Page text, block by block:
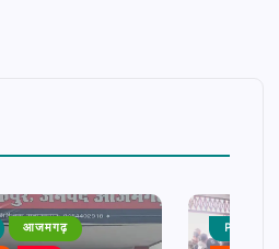
आजमगढ़ PUBLIC